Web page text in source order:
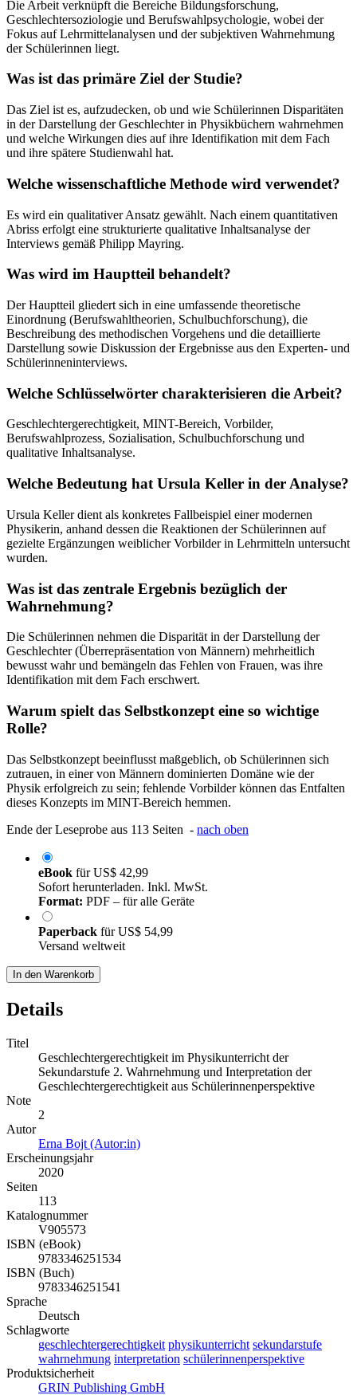
Die Arbeit verknüpft die Bereiche Bildungsforschung,
Geschlechtersoziologie und Berufswahlpsychologie, wobei der
Fokus auf Lehrmittelanalysen und der subjektiven Wahrnehmung
der Schülerinnen liegt.
Was ist das primäre Ziel der Studie?
Das Ziel ist es, aufzudecken, ob und wie Schülerinnen Disparitäten
in der Darstellung der Geschlechter in Physikbüchern wahrnehmen
und welche Wirkungen dies auf ihre Identifikation mit dem Fach
und ihre spätere Studienwahl hat.
Welche wissenschaftliche Methode wird verwendet?
Es wird ein qualitativer Ansatz gewählt. Nach einem quantitativen
Abriss erfolgt eine strukturierte qualitative Inhaltsanalyse der
Interviews gemäß Philipp Mayring.
Was wird im Hauptteil behandelt?
Der Hauptteil gliedert sich in eine umfassende theoretische
Einordnung (Berufswahltheorien, Schulbuchforschung), die
Beschreibung des methodischen Vorgehens und die detaillierte
Darstellung sowie Diskussion der Ergebnisse aus den Experten- und
Schülerinneninterviews.
Welche Schlüsselwörter charakterisieren die Arbeit?
Geschlechtergerechtigkeit, MINT-Bereich, Vorbilder,
Berufswahlprozess, Sozialisation, Schulbuchforschung und
qualitative Inhaltsanalyse.
Welche Bedeutung hat Ursula Keller in der Analyse?
Ursula Keller dient als konkretes Fallbeispiel einer modernen
Physikerin, anhand dessen die Reaktionen der Schülerinnen auf
gezielte Ergänzungen weiblicher Vorbilder in Lehrmitteln untersucht
wurden.
Was ist das zentrale Ergebnis bezüglich der
Wahrnehmung?
Die Schülerinnen nehmen die Disparität in der Darstellung der
Geschlechter (Überrepräsentation von Männern) mehrheitlich
bewusst wahr und bemängeln das Fehlen von Frauen, was ihre
Identifikation mit dem Fach erschwert.
Warum spielt das Selbstkonzept eine so wichtige
Rolle?
Das Selbstkonzept beeinflusst maßgeblich, ob Schülerinnen sich
zutrauen, in einer von Männern dominierten Domäne wie der
Physik erfolgreich zu sein; fehlende Vorbilder können das Entfalten
dieses Konzepts im MINT-Bereich hemmen.
Ende der Leseprobe aus 113 Seiten - nach oben
eBook fürUS$ 42,99
Sofort herunterladen. Inkl. MwSt.
Format: PDF – für alle Geräte
Paperback fürUS$ 54,99
Versand weltweit
In den Warenkorb
Details
Titel
Geschlechtergerechtigkeit im Physikunterricht der
Sekundarstufe 2. Wahrnehmung und Interpretation der
Geschlechtergerechtigkeit aus Schülerinnenperspektive
Note
2
Autor
Erna Bojt (Autor:in)
Erscheinungsjahr
2020
Seiten
113
Katalognummer
V905573
ISBN (eBook)
9783346251534
ISBN (Buch)
9783346251541
Sprache
Deutsch
Schlagworte
geschlechtergerechtigkeit physikunterricht sekundarstufe
wahrnehmung interpretation schülerinnenperspektive
Produktsicherheit
GRIN Publishing GmbH